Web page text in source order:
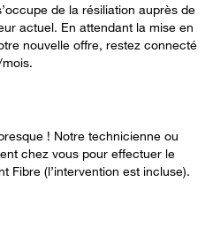
de la résiliation auprès de
actuel. En attendant la mise en
nouvelle offre, restez connecté
! Notre technicienne ou
chez vous pour effectuer le
Fibre (l’intervention est incluse).